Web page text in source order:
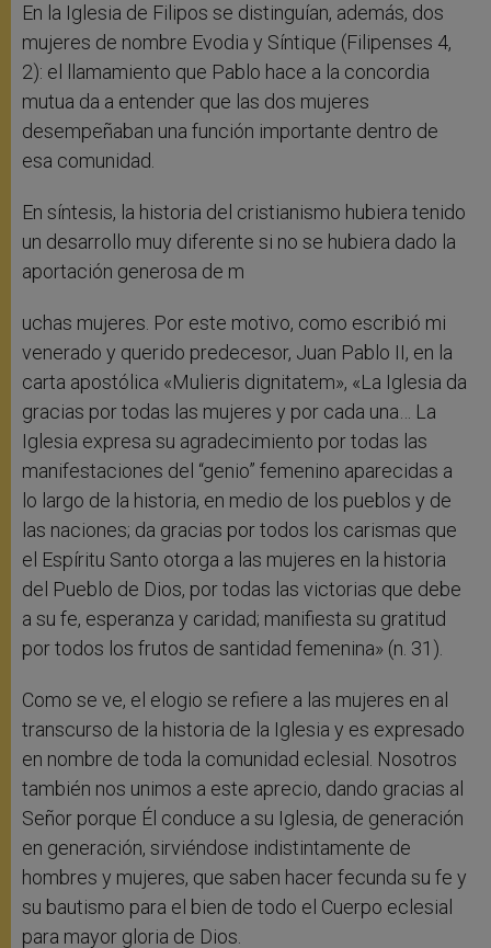
En la Iglesia de Filipos se distinguían, además, dos
mujeres de nombre Evodia y Síntique (Filipenses 4,
2): el llamamiento que Pablo hace a la concordia
mutua da a entender que las dos mujeres
desempeñaban una función importante dentro de
esa comunidad.
En síntesis, la historia del cristianismo hubiera tenido
un desarrollo muy diferente si no se hubiera dado la
aportación generosa de m
uchas mujeres. Por este motivo, como escribió mi
venerado y querido predecesor, Juan Pablo II, en la
carta apostólica «Mulieris dignitatem», «La Iglesia da
gracias por todas las mujeres y por cada una… La
Iglesia expresa su agradecimiento por todas las
manifestaciones del “genio” femenino aparecidas a
lo largo de la historia, en medio de los pueblos y de
las naciones; da gracias por todos los carismas que
el Espíritu Santo otorga a las mujeres en la historia
del Pueblo de Dios, por todas las victorias que debe
a su fe, esperanza y caridad; manifiesta su gratitud
por todos los frutos de santidad femenina» (n. 31).
Como se ve, el elogio se refiere a las mujeres en al
transcurso de la historia de la Iglesia y es expresado
en nombre de toda la comunidad eclesial. Nosotros
también nos unimos a este aprecio, dando gracias al
Señor porque Él conduce a su Iglesia, de generación
en generación, sirviéndose indistintamente de
hombres y mujeres, que saben hacer fecunda su fe y
su bautismo para el bien de todo el Cuerpo eclesial
para mayor gloria de Dios.